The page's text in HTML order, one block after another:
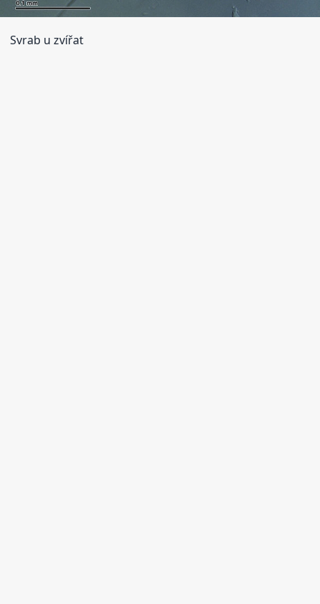
Svrab u zvířat